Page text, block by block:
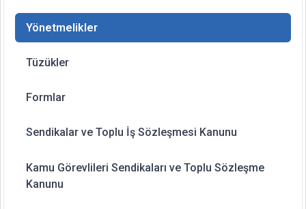
Yönetmelikler
Tüzükler
Formlar
Sendikalar ve Toplu İş Sözleşmesi Kanunu
Kamu Görevlileri Sendikaları ve Toplu Sözleşme
Kanunu